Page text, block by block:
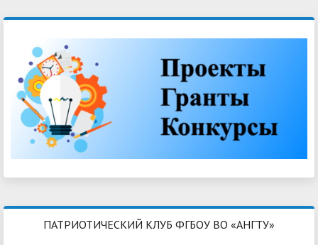
ПАТРИОТИЧЕСКИЙ КЛУБ ФГБОУ ВО «АНГТУ»